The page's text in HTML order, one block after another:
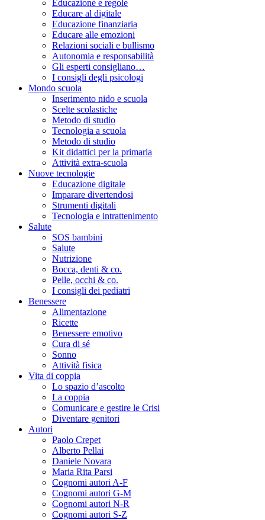
Educazione e regole
Educare al digitale
Educazione finanziaria
Educare alle emozioni
Relazioni sociali e bullismo
Autonomia e responsabilità
Gli esperti consigliano…
I consigli degli psicologi
Mondo scuola
Inserimento nido e scuola
Scelte scolastiche
Metodo di studio
Tecnologia a scuola
Metodo di studio
Kit didattici per la primaria
Attività extra-scuola
Nuove tecnologie
Educazione digitale
Imparare divertendosi
Strumenti digitali
Tecnologia e intrattenimento
Salute
SOS bambini
Salute
Nutrizione
Bocca, denti & co.
Pelle, occhi & co.
I consigli dei pediatri
Benessere
Alimentazione
Ricette
Benessere emotivo
Cura di sé
Sonno
Attività fisica
Vita di coppia
Lo spazio d’ascolto
La coppia
Comunicare e gestire le Crisi
Diventare genitori
Autori
Paolo Crepet
Alberto Pellai
Daniele Novara
Maria Rita Parsi
Cognomi autori A-F
Cognomi autori G-M
Cognomi autori N-R
Cognomi autori S-Z